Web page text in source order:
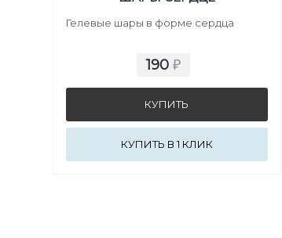
Гелевые шары в форме сердца
190₽
КУПИТЬ В 1 КЛИК